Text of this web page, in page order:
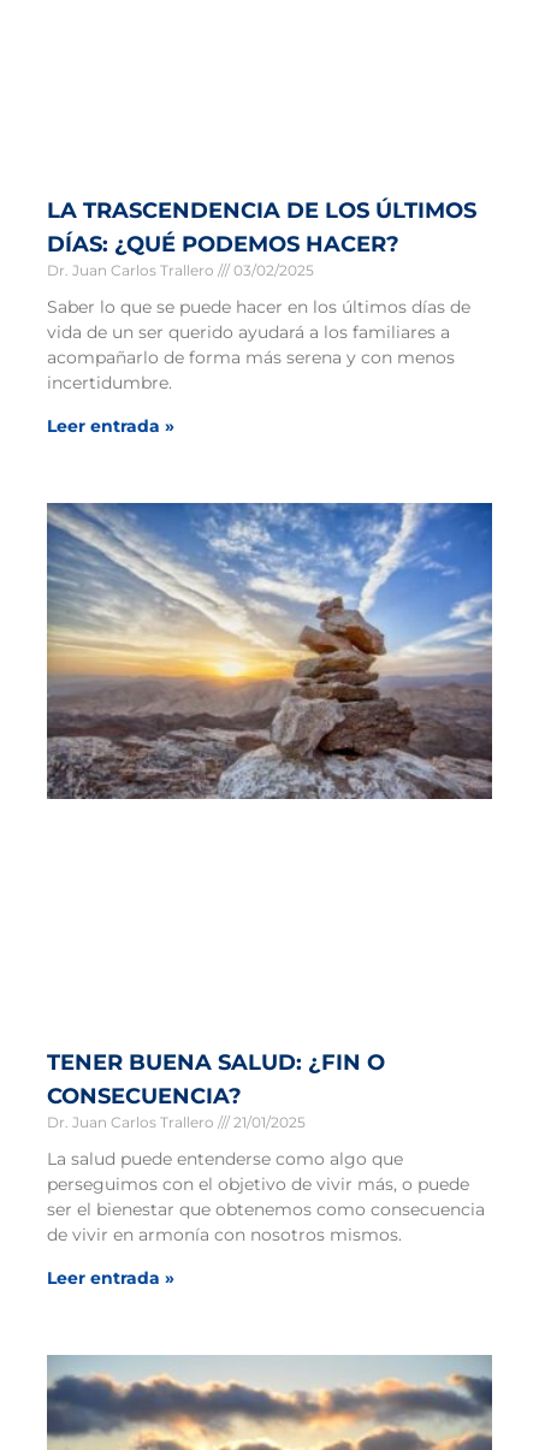
LA TRASCENDENCIA DE LOS ÚLTIMOS
DÍAS: ¿QUÉ PODEMOS HACER?
Dr. Juan Carlos Trallero 03/02/2025
Saber lo que se puede hacer en los últimos días de
vida de un ser querido ayudará a los familiares a
acompañarlo de forma más serena y con menos
incertidumbre.
Leer entrada »
TENER BUENA SALUD: ¿FIN O
CONSECUENCIA?
Dr. Juan Carlos Trallero 21/01/2025
La salud puede entenderse como algo que
perseguimos con el objetivo de vivir más, o puede
ser el bienestar que obtenemos como consecuencia
de vivir en armonía con nosotros mismos.
Leer entrada »